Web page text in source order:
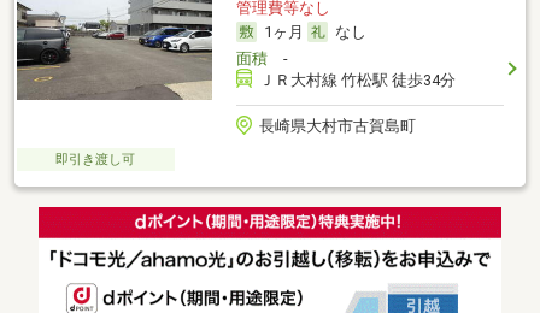
管理費等なし
1ヶ月
なし
面積-
ＪＲ大村線 竹松駅 徒歩34分
長崎県大村市古賀島町
即引き渡し可